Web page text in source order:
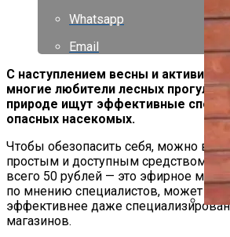
Whatsapp
Email
С наступлением весны и
многие любители лесных прогулок
природе ищут эффективные
опасных насекомых.
Чтобы обезопасить себя, можно
простым и доступным средством,
всего 50 рублей — это эфирное
по мнению специалистов, может
эффективнее даже
магазинов.